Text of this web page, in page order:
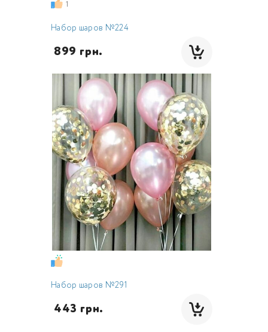
1
Набор шаров №224
899 грн.
Набор шаров №291
443 грн.